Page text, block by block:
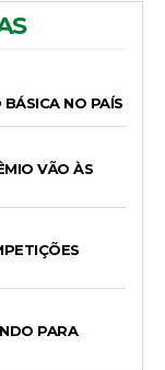
NO PAÍS
VÃO ÀS
PARA